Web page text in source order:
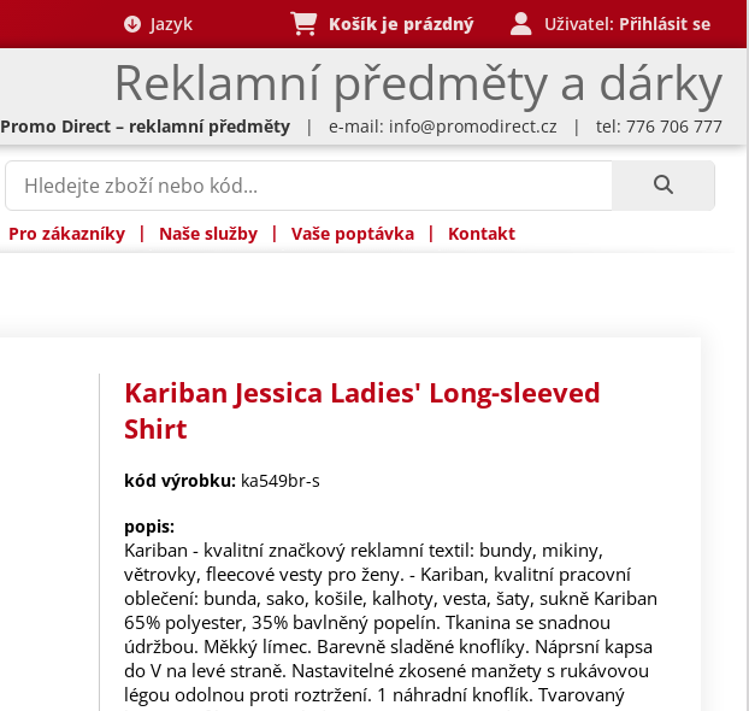
Reklamní předměty a dárky
Jazyk Košík je prázdný Uživatel: Přihlásit se
Promo Direct – reklamní předměty | e-mail: info@promodirect.cz | tel: 776 706 777
Pro zákazníky | Naše služby | Vaše poptávka | Kontakt
Kariban Jessica Ladies' Long-sleeved
Shirt
kód výrobku: ka549br-s
popis:
Kariban - kvalitní značkový reklamní textil: bundy, mikiny,
větrovky, fleecové vesty pro ženy. - Kariban, kvalitní pracovní
oblečení: bunda, sako, košile, kalhoty, vesta, šaty, sukně Kariban
65% polyester, 35% bavlněný popelín. Tkanina se snadnou
údržbou. Měkký límec. Barevně sladěné knoflíky. Náprsní kapsa
do V na levé straně. Nastavitelné zkosené manžety s rukávovou
légou odolnou proti roztržení. 1 náhradní knoflík. Tvarovaný